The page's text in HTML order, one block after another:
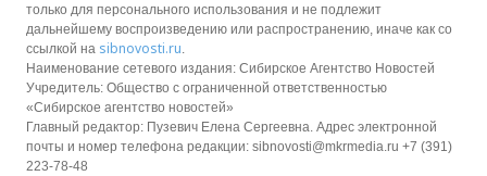
только для персонального использования и не подлежит
дальнейшему воспроизведению или распространению, иначе как со
ссылкой на sibnovosti.ru
Наименование сетевого издания: Сибирское Агентство Новостей
Учредитель: Общество с ограниченной ответственностью
«Сибирское агентство новостей»
Главный редактор: Пузевич Елена Сергеевна. Адрес электронной
почты и номер телефона редакции: sibnovosti@mkrmedia.ru +7 (391)
223-78-48